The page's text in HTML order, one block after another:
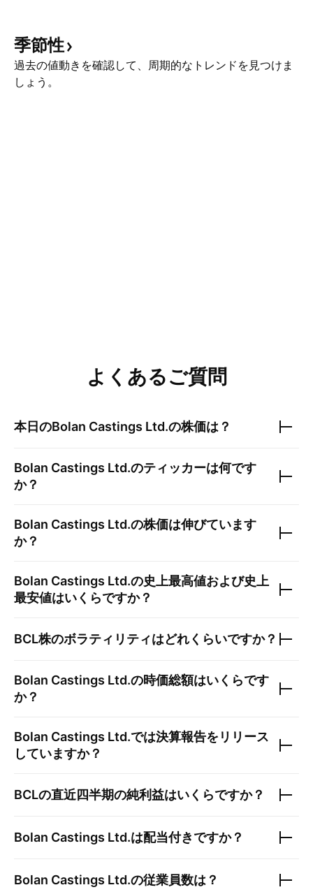
季節性
過去の値動きを確認して、周期的なトレンドを見つけま
しょう。
よくあるご質問
本日のBolan Castings Ltd.の株価は？
Bolan Castings Ltd.のティッカーは何です
か？
Bolan Castings Ltd.の株価は伸びています
か？
Bolan Castings Ltd.の史上最高値および史上
最安値はいくらですか？
BCL株のボラティリティはどれくらいですか？
Bolan Castings Ltd.の時価総額はいくらです
か？
Bolan Castings Ltd.では決算報告をリリース
していますか？
BCLの直近四半期の純利益はいくらですか？
Bolan Castings Ltd.は配当付きですか？
Bolan Castings Ltd.の従業員数は？